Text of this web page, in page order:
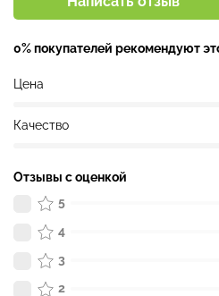
0% покупателей рекомендуют
Цена
Качество
Отзывы с оценкой
5
4
3
2